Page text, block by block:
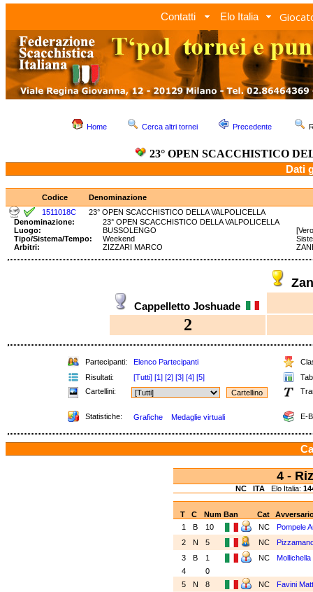
Contatti Elo Italia
Home Cerca altri tornei Precedente
23° OPEN SCACCHISTICO
Dati
Codice
Denominazione
1511018C
23° OPEN SCACCHISTICO DELLA VALPOLICELLA
Denominazione:
23° OPEN SCACCHISTICO DELLA VALPOLICELLA
Luogo:
BUSSOLENGO
Tipo/Sistema/Tempo:
Weekend
Arbitri:
ZIZZARI MARCO
Cappelletto Joshuade
2
Partecipanti: Elenco Partecipanti
Risultati:
[Tutti] [1] [2] [3] [4] [5]
Cartellini:
Statistiche: Grafiche Medaglie virtuali E-
4 -
NC ITAElo Italia:
T C NumBan Cat
1
B 10 NC
Pompele
2
N 5 NC
3
B 1 NC
Mollichella
4
0
5
N 8 NC Favini